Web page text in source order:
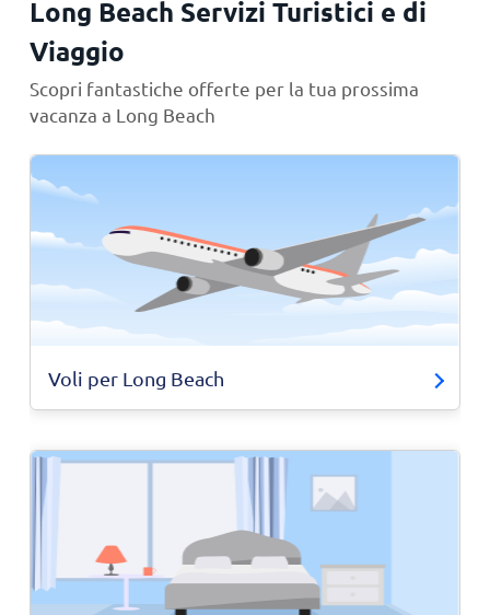
Long Beach Servizi Turistici e di
Viaggio
Scopri fantastiche offerte per la tua prossima
vacanza a Long Beach
Voli per Long Beach